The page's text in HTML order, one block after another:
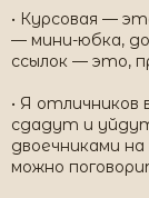
• Курсовая —
— мини-юбка,
ссылок — это,
• Я
сдадут и
двоечниками
можно